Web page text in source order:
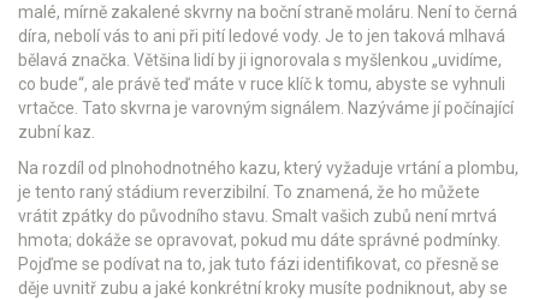
malé, mírně zakalené skvrny na boční straně moláru. Není to černá
díra, nebolí vás to ani při pití ledové vody. Je to jen taková mlhavá
bělavá značka. Většina lidí by ji ignorovala s myšlenkou „uvidíme,
co bude“, ale právě teď máte v ruce klíč k tomu, abyste se vyhnuli
vrtačce. Tato skvrna je varovným signálem. Nazýváme jí počínající
zubní kaz.
Na rozdíl od plnohodnotného kazu, který vyžaduje vrtání a plombu,
je tento raný stádium reverzibilní. To znamená, že ho můžete
vrátit zpátky do původního stavu. Smalt vašich zubů není mrtvá
hmota; dokáže se opravovat, pokud mu dáte správné podmínky.
Pojďme se podívat na to, jak tuto fázi identifikovat, co přesně se
děje uvnitř zubu a jaké konkrétní kroky musíte podniknout, aby se